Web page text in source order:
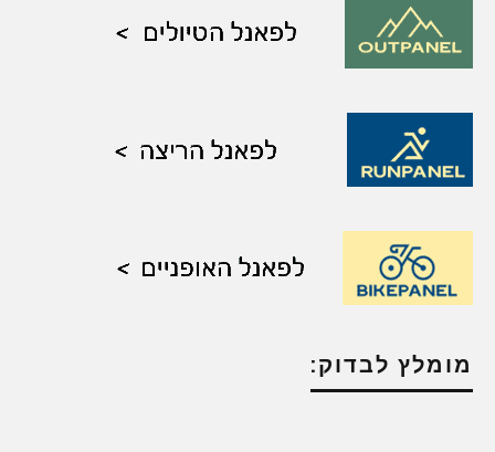
מומלץ לבדוק: